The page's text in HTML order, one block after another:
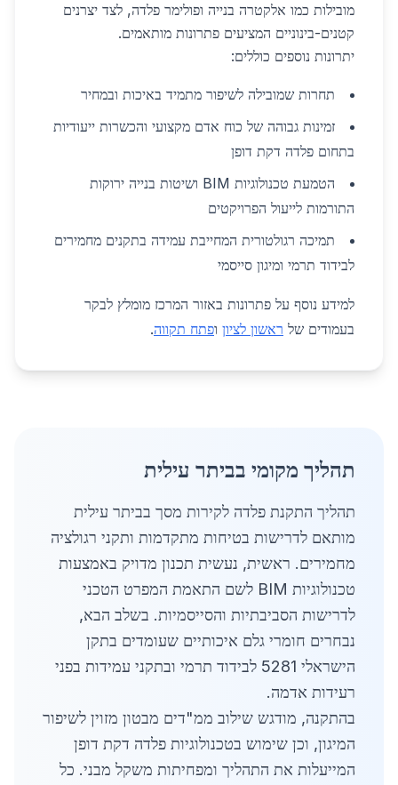
מובילות כמו אלקטרה בנייה ופולימר פלדה, לצד יצרנים
קטנים-בינוניים המציעים פתרונות מותאמים.
יתרונות נוספים כוללים:
תחרות שמובילה לשיפור מתמיד באיכות ובמחיר
זמינות גבוהה של כוח אדם מקצועי והכשרות ייעודיות
בתחום פלדה דקת דופן
הטמעת טכנולוגיות BIM ושיטות בנייה ירוקות
התורמות לייעול הפרויקטים
תמיכה רגולטורית המחייבת עמידה בתקנים מחמירים
לבידוד תרמי ומיגון סייסמי
למידע נוסף על פתרונות באזור המרכז מומלץ לבקר
בעמודים של ראשון לציון ופתח תקווה.
תהליך מקומי בביתר עילית
תהליך התקנת פלדה לקירות מסך בביתר עילית
מותאם לדרישות בטיחות מתקדמות ותקני רגולציה
מחמירים. ראשית, נעשית תכנון מדויק באמצעות
טכנולוגיות BIM לשם התאמת המפרט הטכני
לדרישות הסביבתיות והסייסמיות. בשלב הבא,
נבחרים חומרי גלם איכותיים שעומדים בתקן
הישראלי 5281 לבידוד תרמי ובתקני עמידות בפני
רעידות אדמה.
בהתקנה, מודגש שילוב ממ"דים מבטון מזוין לשיפור
המיגון, וכן שימוש בטכנולוגיות פלדה דקת דופן
המייעלות את התהליך ומפחיתות משקל מבני. כל